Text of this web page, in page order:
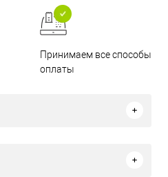
Принимаем все способы
оплаты